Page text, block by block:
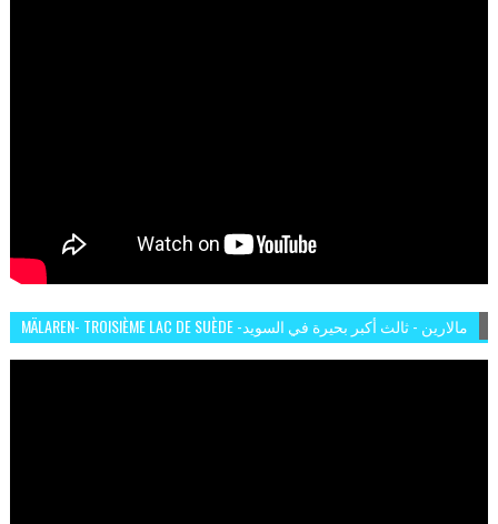
MÄLAREN- TROISIÈME LAC DE SUÈDE -مالارين - ثالث أكبر بحيرة في السويد